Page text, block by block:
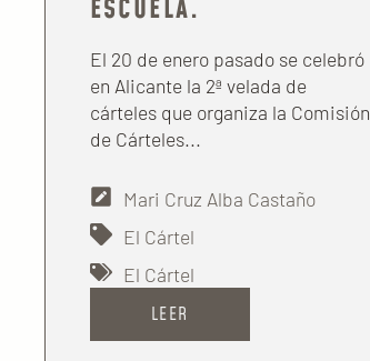
ESCUELA.
El 20 de enero pasado se celebró
en Alicante la 2ª velada de
cárteles que organiza la Comisión
de Cárteles...
Mari Cruz Alba Castaño
El Cártel
El Cártel
LEER